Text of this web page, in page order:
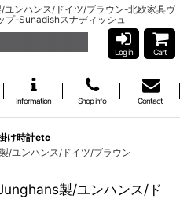
ンハンス/ドイツ/ブラウン-北欧家具ヴ
プ-Sunadishスナディッシュ
Log in Cart
Information Shop info Contact
け時計etc
/ユンハンス/ドイツ/ブラウン
製/ユンハンス/ド